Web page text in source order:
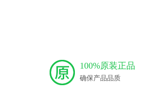
100%原装正品
确保产品品质